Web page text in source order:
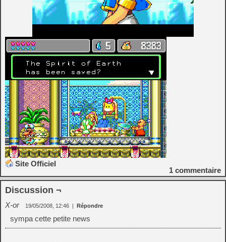
Site Officiel
1 commentaire
Discussion ¬
X-or 19/05/2008, 12:46 | Répondre
sympa cette petite news